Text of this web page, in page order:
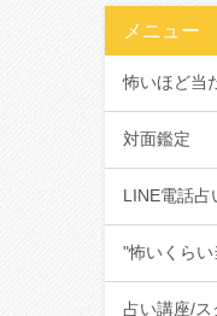
メニュー
怖いほど当
対面鑑定
LINE電話占
"怖いくら
占い講座/ス